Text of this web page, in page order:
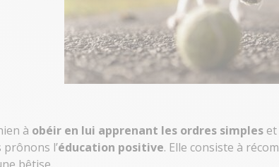
à obéir en lui apprenant les ordres simples
l’éducation positive. Elle consiste à